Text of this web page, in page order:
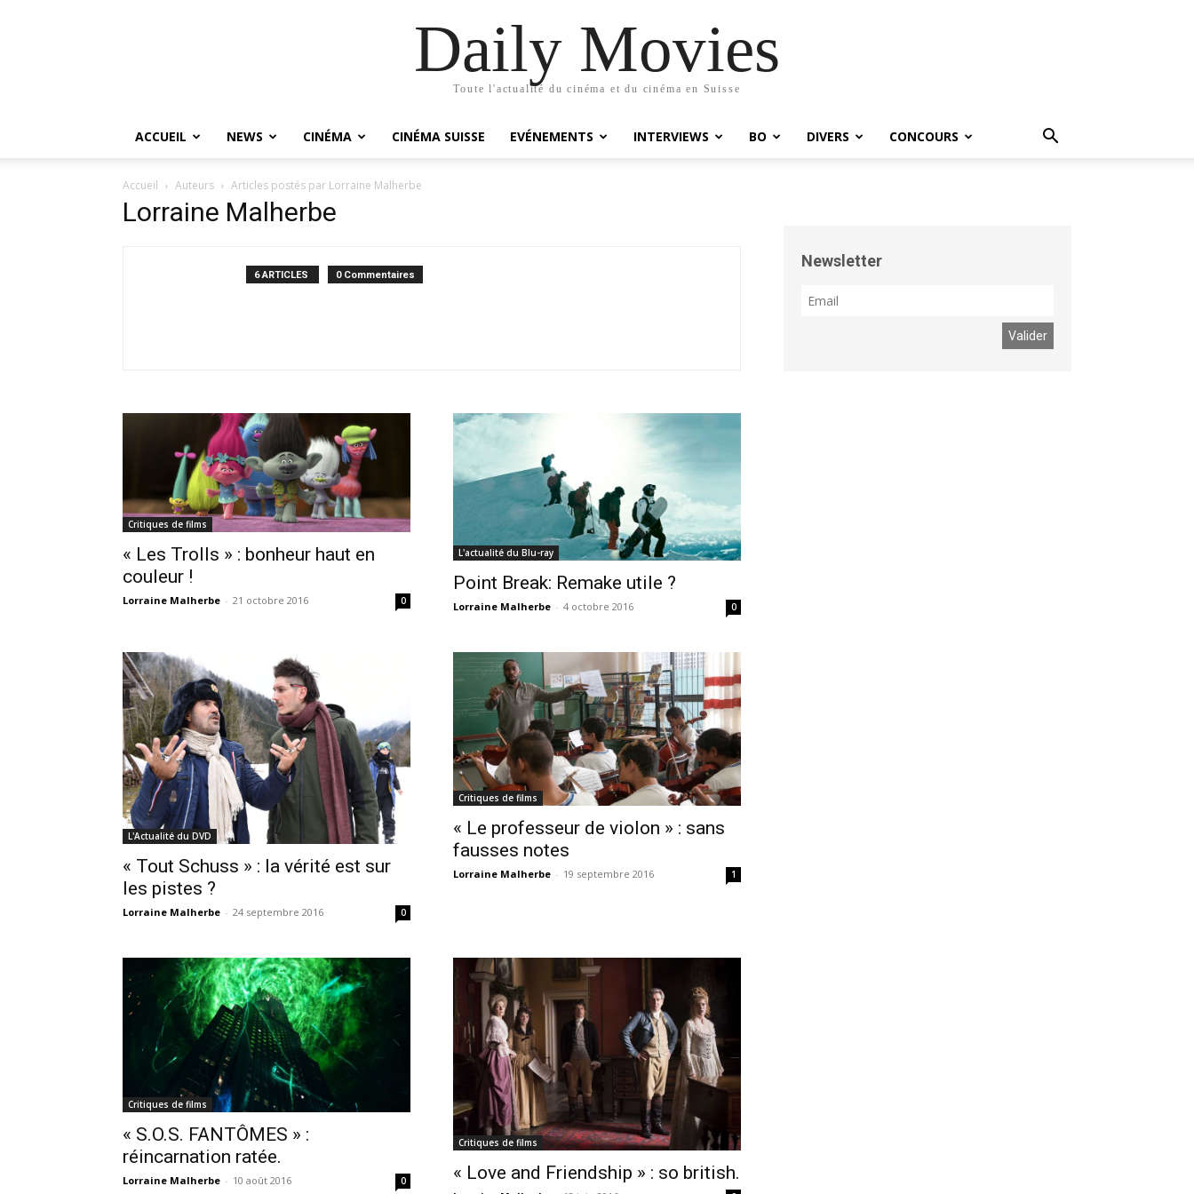
Daily Movies
Toute l'actualité du cinéma et du cinéma en Suisse
ACCUEIL NEWS CINÉMA CINÉMA SUISSE EVÉNEMENTS INTERVIEWS BO DIVERS CONCOURS
Accueil Auteurs Articles postés par Lorraine Malherbe
Lorraine Malherbe
6 ARTICLES 0 Commentaires
Critiques de films
« Les Trolls » : bonheur haut en
couleur !
Lorraine Malherbe - 21 octobre 2016 0
L'actualité du Blu-ray
Point Break: Remake utile ?
Lorraine Malherbe - 4 octobre 2016 0
L'Actualité du DVD
« Tout Schuss » : la vérité est sur
les pistes ?
Lorraine Malherbe - 24 septembre 2016 0
Critiques de films
« Le professeur de violon » : sans
fausses notes
Lorraine Malherbe - 19 septembre 2016 1
Critiques de films
« S.O.S. FANTÔMES » :
réincarnation ratée.
Lorraine Malherbe - 10 août 2016 0
Critiques de films
« Love and Friendship » : so british.
Newsletter